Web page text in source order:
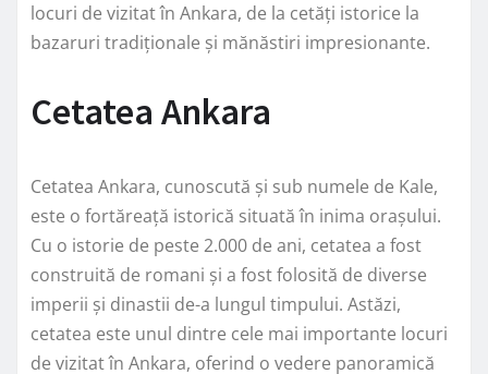
locuri de vizitat în Ankara, de la cetăți istorice la
bazaruri tradiționale și mănăstiri impresionante.
Cetatea Ankara
Cetatea Ankara, cunoscută și sub numele de Kale,
este o fortăreață istorică situată în inima orașului.
Cu o istorie de peste 2.000 de ani, cetatea a fost
construită de romani și a fost folosită de diverse
imperii și dinastii de-a lungul timpului. Astăzi,
cetatea este unul dintre cele mai importante locuri
de vizitat în Ankara, oferind o vedere panoramică